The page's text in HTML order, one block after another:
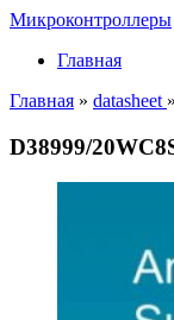
Микроконтроллеры
Главная
Главная » datasheet »
D38999/